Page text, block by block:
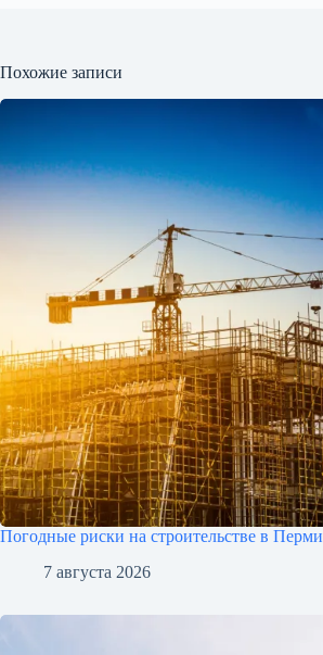
Похожие записи
Погодные риски на строительстве в Перми
7 августа 2026